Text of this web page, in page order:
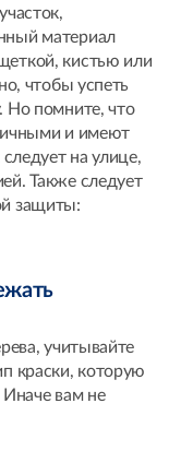
материал
кистью или
чтобы успеть
Но помните, что
и имеют
на улице,
Также следует
защиты:
учитывайте
краски, которую
Иначе вам не